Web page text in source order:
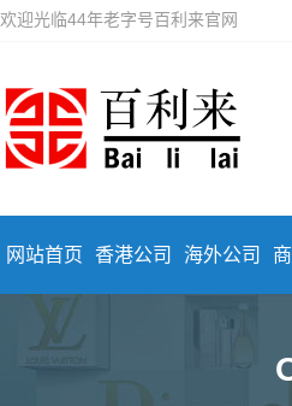
欢迎光临44年老字号百利来官网
网站首页 香港公司 海外公司